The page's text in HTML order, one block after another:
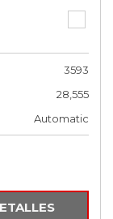
3593
28,555
Automatic